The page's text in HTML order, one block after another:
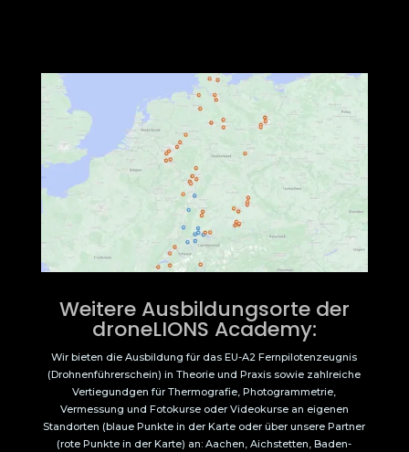
Weitere Ausbildungsorte der
droneLIONS Academy:
Wir bieten die Ausbildung für das EU-A2 Fernpilotenzeugnis
(Drohnenführerschein) in Theorie und Praxis sowie zahlreiche
Vertiegundgen für Thermografie, Photogrammetrie,
Vermessung und Fotokurse oder Videokurse an eigenen
Standorten (blaue Punkte in der Karte oder über unsere Partner
(rote Punkte in der Karte) an: Aachen, Aichstetten, Baden-